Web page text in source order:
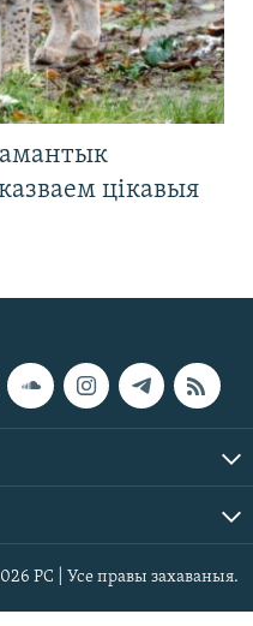
цікавыя
РС | Усе правы захаваныя.